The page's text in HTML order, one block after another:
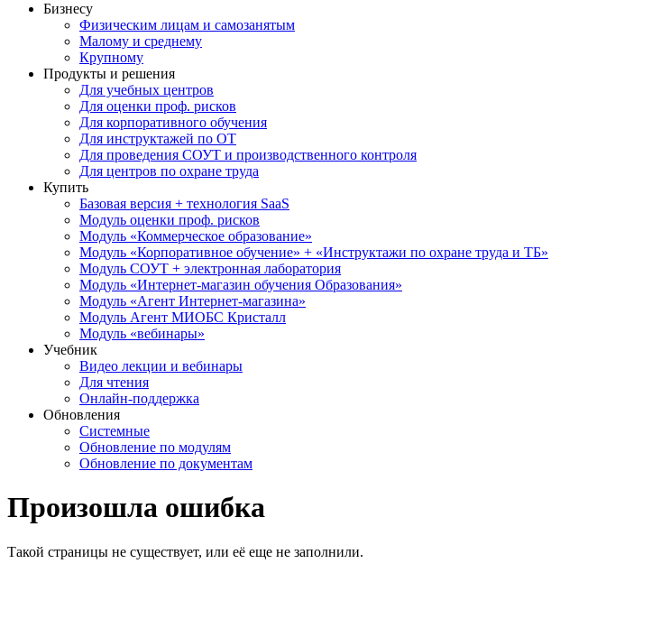
Бизнесу
Физическим лицам и самозанятым
Малому и среднему
Крупному
Продукты и решения
Для учебных центров
Для оценки проф. рисков
Для корпоративного обучения
Для инструктажей по ОТ
Для проведения СОУТ и производственного контроля
Для центров по охране труда
Купить
Базовая версия + технология SaaS
Модуль оценки проф. рисков
Модуль «Коммерческое образование»
Модуль «Корпоративное обучение» + «Инструктажи по охране труда и ТБ»
Модуль СОУТ + электронная лаборатория
Модуль «Интернет-магазин обучения Образования»
Модуль «Агент Интернет-магазина»
Модуль Агент МИОБС Кристалл
Модуль «вебинары»
Учебник
Видео лекции и вебинары
Для чтения
Онлайн-поддержка
Обновления
Системные
Обновление по модулям
Обновление по документам
Произошла ошибка
Такой страницы не существует, или её еще не заполнили.